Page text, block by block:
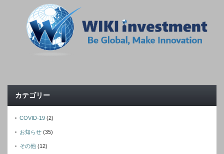
カテゴリー
COVID-19 (2)
お知らせ (35)
その他 (12)